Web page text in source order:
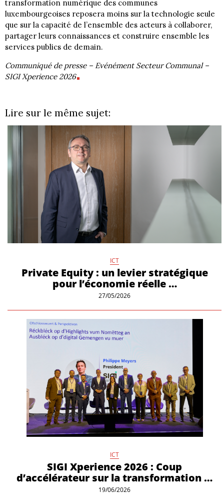
transformation numérique des communes
luxembourgeoises reposera moins sur la technologie seule
que sur la capacité de l’ensemble des acteurs à collaborer,
partager leurs connaissances et construire ensemble les
services publics de demain.
Communiqué de presse – Evénément Secteur Communal –
SIGI Xperience 2026
Lire sur le même sujet:
ICT
Private Equity : un levier stratégique
pour l’économie réelle …
27/05/2026
ICT
SIGI Xperience 2026 : Coup
d’accélérateur sur la transformation …
19/06/2026